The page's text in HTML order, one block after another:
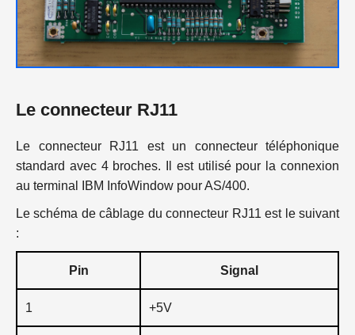
Le connecteur RJ11
Le connecteur RJ11 est un connecteur téléphonique
standard avec 4 broches. Il est utilisé pour la connexion
au terminal IBM InfoWindow pour AS/400.
Le schéma de câblage du connecteur RJ11 est le suivant
:
Pin Signal
1 +5V